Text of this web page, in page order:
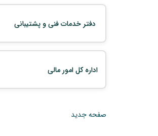
دفتر خدمات فنی و پشتیبانی
اداره کل امور مالی
صفحه جدید